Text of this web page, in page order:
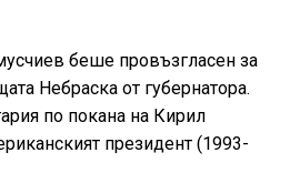
беше провъзгласен за
Небраска от губернатора.
по покана на Кирил
президент (1993-